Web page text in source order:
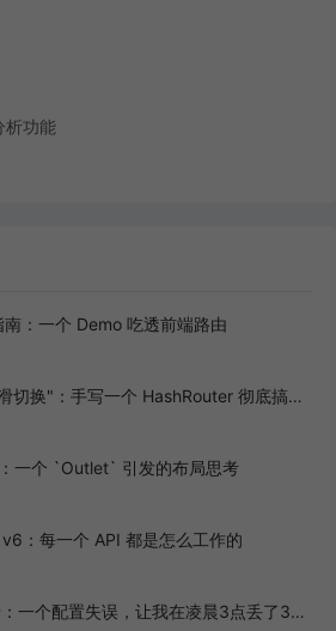
析功能
：一个 Demo 吃透前端路由
从"整个页面刷新"到"丝滑切换"：手写一个 HashRouter 彻底搞懂前端路由
一个 `Outlet` 引发的布局思考
：每一个 API 都是怎么工作的
Redis缓存回滚踩坑实录：一个配置失误，让我在凌晨3点丢了3000条数据